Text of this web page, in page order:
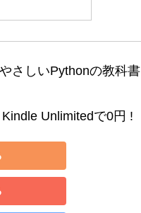
さしいPythonの教科書
Unlimitedで0円 !